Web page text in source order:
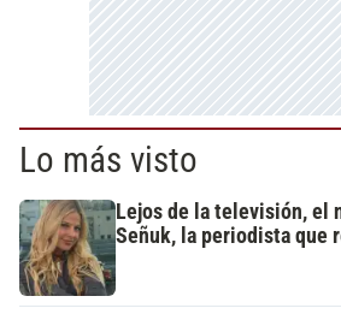
Lo más visto
Lejos de la televisión, el
Señuk, la periodista que